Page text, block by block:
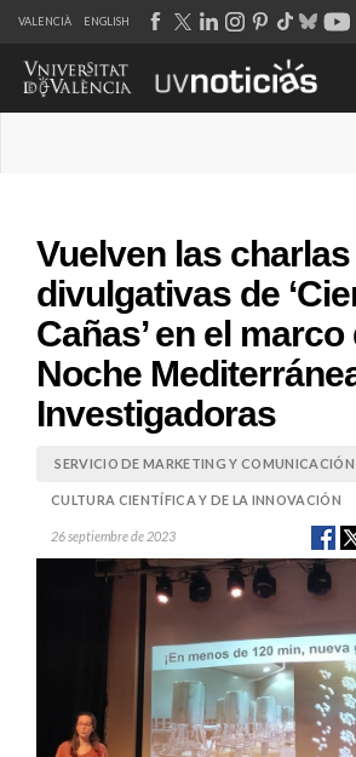
VALENCIÀ ENGLISH
Vuelven las charlas
divulgativas de
Cañas’ en el marco
Noche
Investigadoras
SERVICIO DE MARKETING Y
CULTURA CIENTÍFICA Y DE LA INNOVACIÓN
26 septiembre de 2023